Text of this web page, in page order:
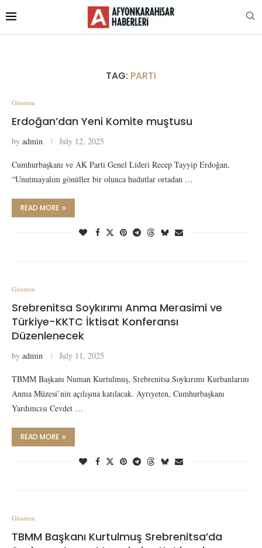
TAG: PARTI
Gündem
Erdoğan’dan Yeni Komite muştusu
by admin July 12, 2025
Cumhurbaşkanı ve AK Parti Genel Lideri Recep Tayyip Erdoğan,
“Unutmayalım gönüller bir olunca hudutlar ortadan …
READ MORE
Gündem
Srebrenitsa Soykırımı Anma Merasimi ve
Türkiye-KKTC İktisat Konferansı
Düzenlenecek
by admin July 11, 2025
TBMM Başkanı Numan Kurtulmuş, Srebrenitsa Soykırımı Kurbanlarını
Anma Müzesi’nin açılışına katılacak. Ayrıyeten, Cumhurbaşkanı
Yardımcısı Cevdet …
READ MORE
Gündem
TBMM Başkanı Kurtulmuş Srebrenitsa’da